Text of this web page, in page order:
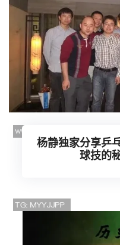
杨静独家分享乒
球技的